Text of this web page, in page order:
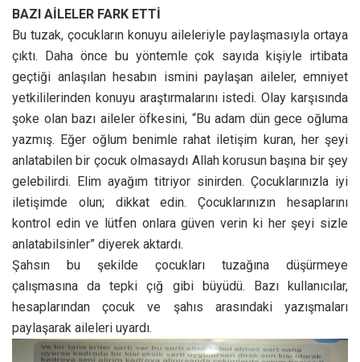
BAZI AİLELER FARK ETTİ
Bu tuzak, çocukların konuyu aileleriyle paylaşmasıyla ortaya
çıktı. Daha önce bu yöntemle çok sayıda kişiyle irtibata
geçtiği anlaşılan hesabın ismini paylaşan aileler, emniyet
yetkililerinden konuyu araştırmalarını istedi. Olay karşısında
şoke olan bazı aileler öfkesini, “Bu adam dün gece oğluma
yazmış. Eğer oğlum benimle rahat iletişim kuran, her şeyi
anlatabilen bir çocuk olmasaydı Allah korusun başına bir şey
gelebilirdi. Elim ayağım titriyor sinirden. Çocuklarınızla iyi
iletişimde olun; dikkat edin. Çocuklarınızın hesaplarını
kontrol edin ve lütfen onlara güven verin ki her şeyi sizle
anlatabilsinler” diyerek aktardı.
Şahsın bu şekilde çocukları tuzağına düşürmeye
çalışmasına da tepki çığ gibi büyüdü. Bazı kullanıcılar,
hesaplarından çocuk ve şahıs arasındaki yazışmaları
paylaşarak aileleri uyardı.